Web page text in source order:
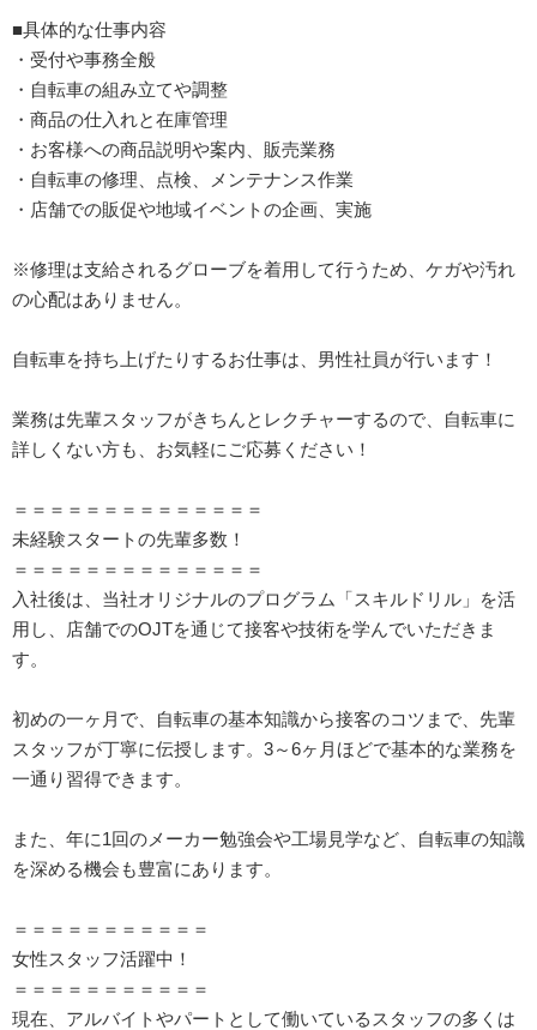
■具体的な仕事内容
・受付や事務全般
・自転車の組み立てや調整
・商品の仕入れと在庫管理
・お客様への商品説明や案内、販売業務
・自転車の修理、点検、メンテナンス作業
・店舗での販促や地域イベントの企画、実施
※修理は支給されるグローブを着用して行うため、ケガや汚れ
の心配はありません。
自転車を持ち上げたりするお仕事は、男性社員が行います！
業務は先輩スタッフがきちんとレクチャーするので、自転車に
詳しくない方も、お気軽にご応募ください！
＝＝＝＝＝＝＝＝＝＝＝＝＝＝
未経験スタートの先輩多数！
＝＝＝＝＝＝＝＝＝＝＝＝＝＝
入社後は、当社オリジナルのプログラム「スキルドリル」を活
用し、店舗でのOJTを通じて接客や技術を学んでいただきま
す。
初めの一ヶ月で、自転車の基本知識から接客のコツまで、先輩
スタッフが丁寧に伝授します。3～6ヶ月ほどで基本的な業務を
一通り習得できます。
また、年に1回のメーカー勉強会や工場見学など、自転車の知識
を深める機会も豊富にあります。
＝＝＝＝＝＝＝＝＝＝＝
女性スタッフ活躍中！
＝＝＝＝＝＝＝＝＝＝＝
現在、アルバイトやパートとして働いているスタッフの多くは